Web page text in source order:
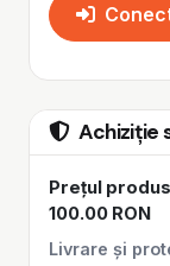
Achiziție
Prețul
100.00 RON
Livrare și